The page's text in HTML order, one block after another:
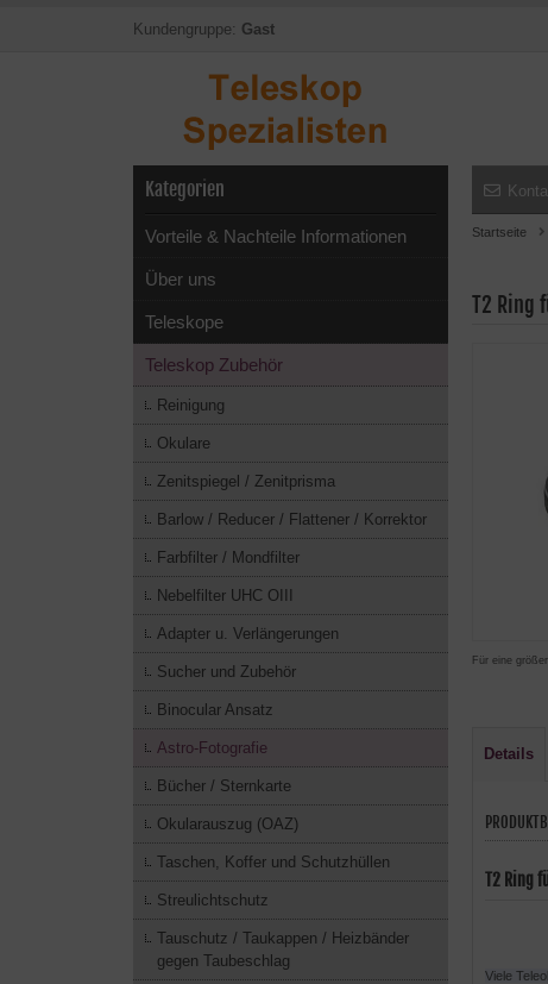
Kundengruppe: Gast
Startseite
T2 Ring
Für eine
Details
T2 Ring
Viele
Kategorien
Vorteile & Nachteile Informationen
Über uns
Teleskope
Teleskop Zubehör
Reinigung
Okulare
Zenitspiegel / Zenitprisma
Barlow / Reducer / Flattener / Korrektor
Farbfilter / Mondfilter
Nebelfilter UHC OIII
Adapter u. Verlängerungen
Sucher und Zubehör
Binocular Ansatz
Astro-Fotografie
Bücher / Sternkarte
Okularauszug (OAZ)
Taschen, Koffer und Schutzhüllen
Streulichtschutz
Tauschutz / Taukappen / Heizbänder
gegen Taubeschlag